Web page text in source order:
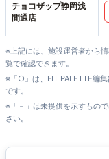
チョコザップ静岡浅
間通店
※上記には、施設運営者から
覧で確認できます。
※「○」は、FIT PALETTE編
です。
※「－」は未提供を示すもの
さい。